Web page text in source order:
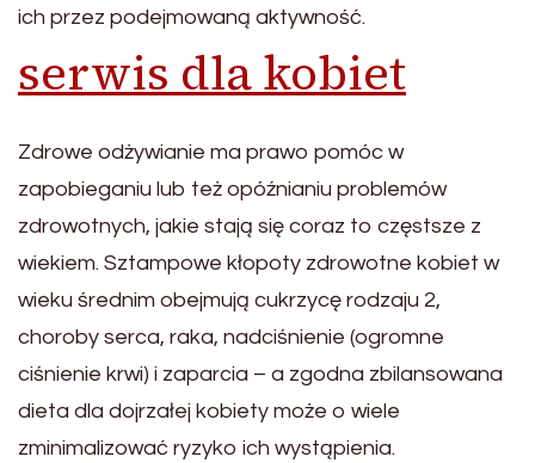
ich przez podejmowaną aktywność.
serwis dla kobiet
Zdrowe odżywianie ma prawo pomóc w
zapobieganiu lub też opóźnianiu problemów
zdrowotnych, jakie stają się coraz to częstsze z
wiekiem. Sztampowe kłopoty zdrowotne kobiet w
wieku średnim obejmują cukrzycę rodzaju 2,
choroby serca, raka, nadciśnienie (ogromne
ciśnienie krwi) i zaparcia – a zgodna zbilansowana
dieta dla dojrzałej kobiety może o wiele
zminimalizować ryzyko ich wystąpienia.